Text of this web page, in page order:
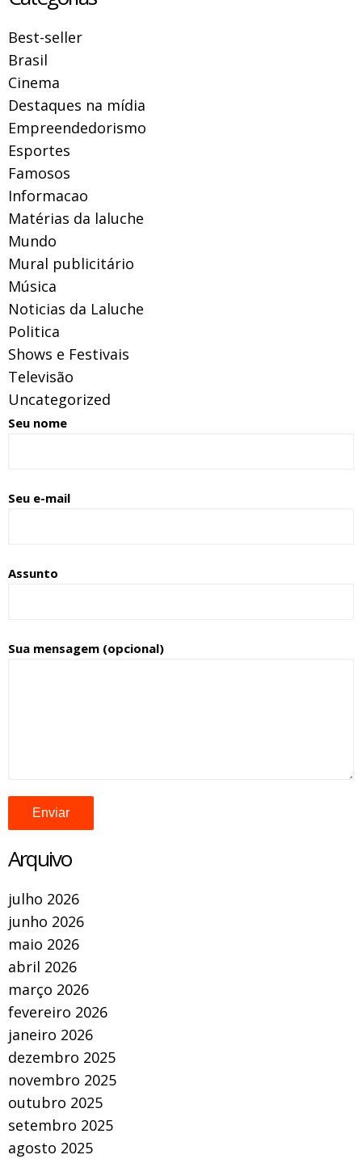
Best-seller
Brasil
Cinema
Destaques na mídia
Empreendedorismo
Esportes
Famosos
Informacao
Matérias da laluche
Mundo
Mural publicitário
Música
Noticias da Laluche
Politica
Shows e Festivais
Televisão
Uncategorized
Seu nome
Seu e-mail
Assunto
Sua mensagem (opcional)
Arquivo
julho 2026
junho 2026
maio 2026
abril 2026
março 2026
fevereiro 2026
janeiro 2026
dezembro 2025
novembro 2025
outubro 2025
setembro 2025
agosto 2025